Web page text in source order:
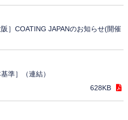
］COATING JAPANのお知らせ(開催
準］（連結）
628KB